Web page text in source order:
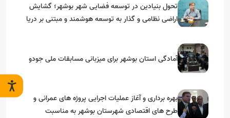
تحول بنیادین در توسعه فضایی شهر بوشهر؛ گشایش
اراضی نظامی و گذار به توسعه هوشمند و مبتنی بر دریا
آمادگی استان بوشهر برای میزبانی مسابقات ملی جودو
بهره برداری و آغاز عملیات اجرایی پروژه های عمرانی و
طرح های اقتصادی شهرستان بوشهر به مناسبت